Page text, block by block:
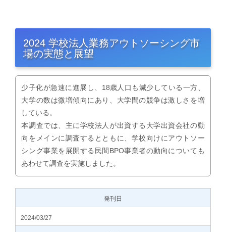
2024 学校法人業務アウトソーシング市
場の実態と展望
少子化が急速に進展し、18歳人口も減少している一方、
大学の数は微増傾向にあり、大学間の競争は激しさを増
している。
本調査では、主に学校法人が出資する大学出資会社の動
向をメインに調査するとともに、学校向けにアウトソー
シング事業を展開する民間BPO事業者の動向についても
あわせて調査を実施しました。
発刊日
2024/03/27